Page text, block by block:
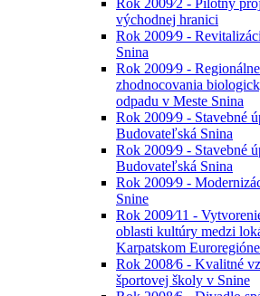
Rok 2009⁄2 - Pilotný
východnej hranici
Rok 2009⁄9 -
Snina
Rok 2009⁄9 -
zhodnocovania
odpadu v Meste Snina
Rok 2009⁄9 - Stavebné
Budovateľská Snina
Rok 2009⁄9 - Stavebné
Budovateľská Snina
Rok 2009⁄9 -
Snine
Rok 2009⁄11 -
oblasti kultúry medzi
Karpatskom Euroregióne
Rok 2008⁄6 - Kvalitné
športovej školy v Snine